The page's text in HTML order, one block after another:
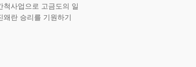
척사업으로 고금도의 일
왜란 승리를 기원하기